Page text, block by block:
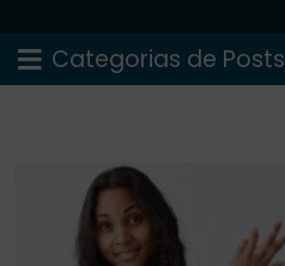
Categorias de Posts